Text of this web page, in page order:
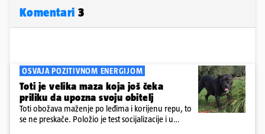
Komentari 3
OSVAJA POZITIVNOM ENERGIJOM
Toti je velika maza koja još čeka
priliku da upozna svoju obitelj
Toti obožava maženje po leđima i korijenu repu, to
se ne preskače. Položio je test socijalizacije i u